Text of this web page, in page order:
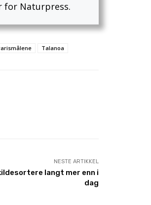
for Naturpress.
Talanoa
NESTE ARTIKKEL
langt mer enn i
dag